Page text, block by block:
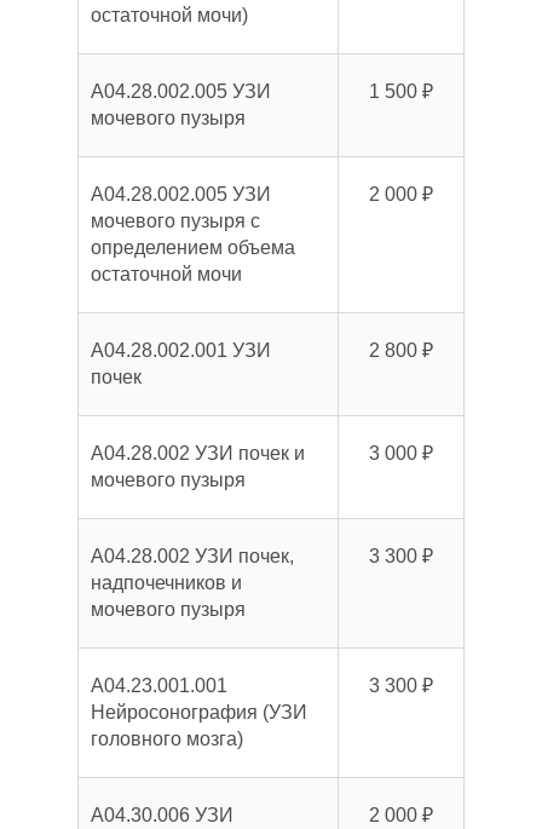
остаточной мочи)
A04.28.002.005 УЗИ
мочевого пузыря
1 500 ₽
A04.28.002.005 УЗИ
мочевого пузыря с
определением объема
остаточной мочи
2 000 ₽
A04.28.002.001 УЗИ
почек
2 800 ₽
A04.28.002 УЗИ почек и
мочевого пузыря
3 000 ₽
A04.28.002 УЗИ почек,
надпочечников и
мочевого пузыря
3 300 ₽
A04.23.001.001
Нейросонография (УЗИ
головного мозга)
3 300 ₽
A04.30.006 УЗИ
2 000 ₽